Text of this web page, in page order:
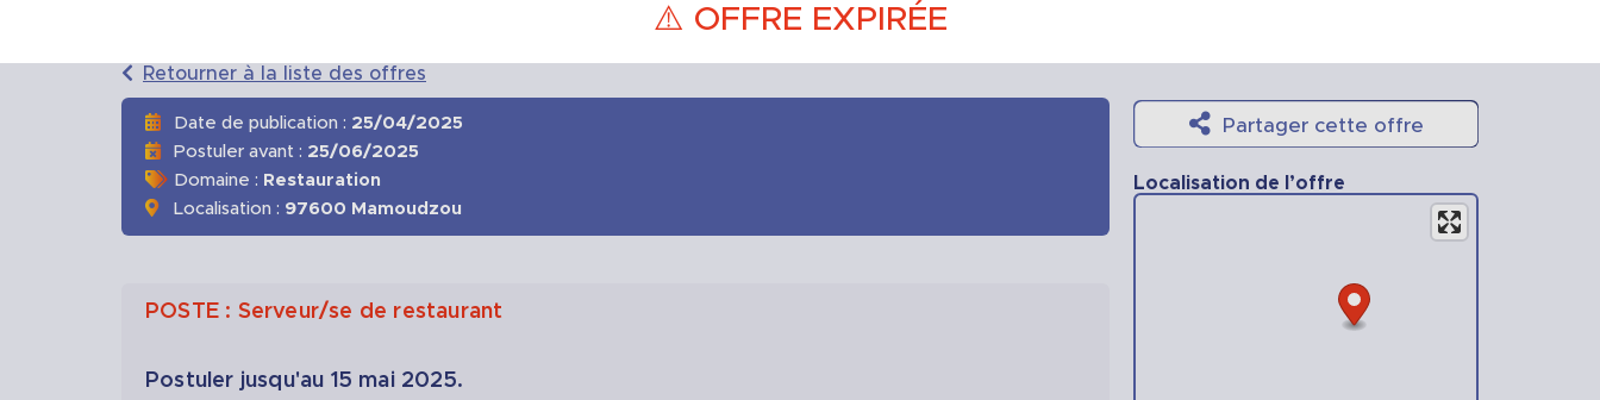
⚠️ OFFRE EXPIRÉE
Retourner à la liste des offres
Date de publication : 25/04/2025
Postuler avant : 25/06/2025
Domaine : Restauration
Localisation : 97600 Mamoudzou
POSTE : Serveur/se de restaurant
Postuler jusqu'au 15 mai 2025.
Partager cette offre
Localisation de l’offre